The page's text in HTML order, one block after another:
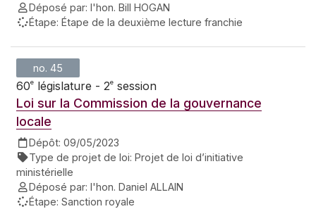
Déposé par: l'hon. Bill HOGAN
Étape: Étape de la deuxième lecture franchie
no. 45
60e législature - 2e session
Loi sur la Commission de la gouvernance
locale
Dépôt: 09/05/2023
Type de projet de loi: Projet de loi d’initiative
ministérielle
Déposé par: l'hon. Daniel ALLAIN
Étape: Sanction royale